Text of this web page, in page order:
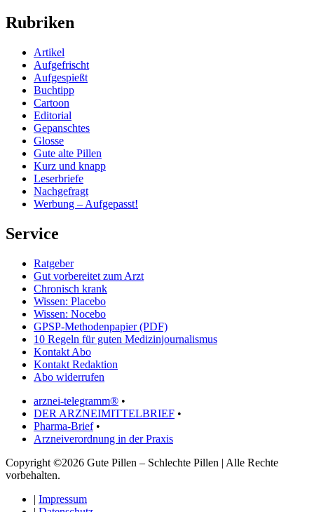
Rubriken
Artikel
Aufgefrischt
Aufgespießt
Buchtipp
Cartoon
Editorial
Gepanschtes
Glosse
Gute alte Pillen
Kurz und knapp
Leserbriefe
Nachgefragt
Werbung – Aufgepasst!
Service
Ratgeber
Gut vorbereitet zum Arzt
Chronisch krank
Wissen: Placebo
Wissen: Nocebo
GPSP-Methodenpapier (PDF)
10 Regeln für guten Medizinjournalismus
Kontakt Abo
Kontakt Redaktion
Abo widerrufen
arznei-telegramm® •
DER ARZNEIMITTELBRIEF •
Pharma-Brief•
Arzneiverordnung in der Praxis
Copyright ©2026 Gute Pillen – Schlechte Pillen | Alle Rechte
vorbehalten.
| Impressum